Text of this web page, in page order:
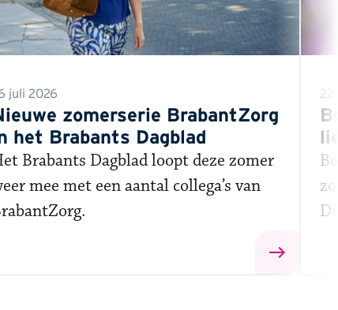
juli 2026
zomerserie BrabantZorg
het Brabants Dagblad
Brabants Dagblad loopt deze zomer
mee met een aantal collega’s van
22